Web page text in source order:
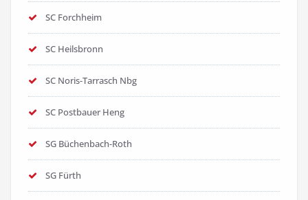
SC Forchheim
SC Heilsbronn
SC Noris-Tarrasch Nbg
SC Postbauer Heng
SG Büchenbach-Roth
SG Fürth